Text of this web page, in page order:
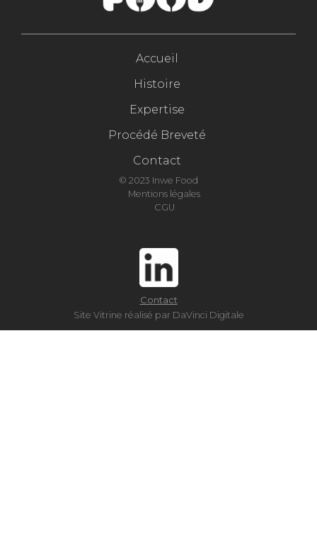
Accueil
Histoire
Expertise
Procédé Breveté
Contact
© 2023 Inwe Food
Mentions légales
CGU
Site Vitrine réalisé par DaVinci Digitale
Contact